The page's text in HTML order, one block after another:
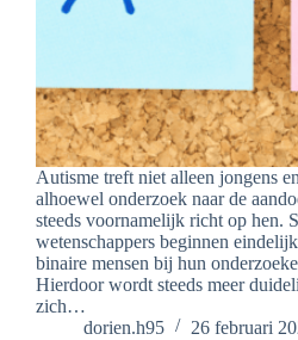
Autisme treft niet alleen jongens
alhoewel onderzoek naar de
steeds voornamelijk richt op hen.
wetenschappers beginnen
binaire mensen bij hun
Hierdoor wordt steeds meer
zich…
dorien.h95
26 februari